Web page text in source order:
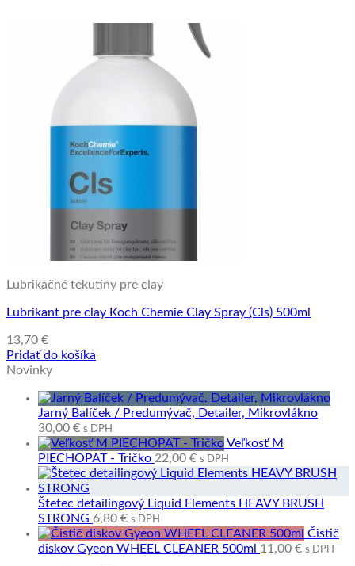
Lubrikačné tekutiny pre clay
Lubrikant pre clay Koch Chemie Clay Spray (Cls) 500ml
13,70 €
Pridať do košíka
Novinky
Jarný Balíček / Predumývač, Detailer, Mikrovlákno
30,00 € s DPH
Veľkosť M
PIECHOPAT - Tričko 22,00 € s DPH
Štetec detailingový Liquid Elements HEAVY BRUSH
STRONG 6,80 € s DPH
Čistič
diskov Gyeon WHEEL CLEANER 500ml 11,00 € s DPH